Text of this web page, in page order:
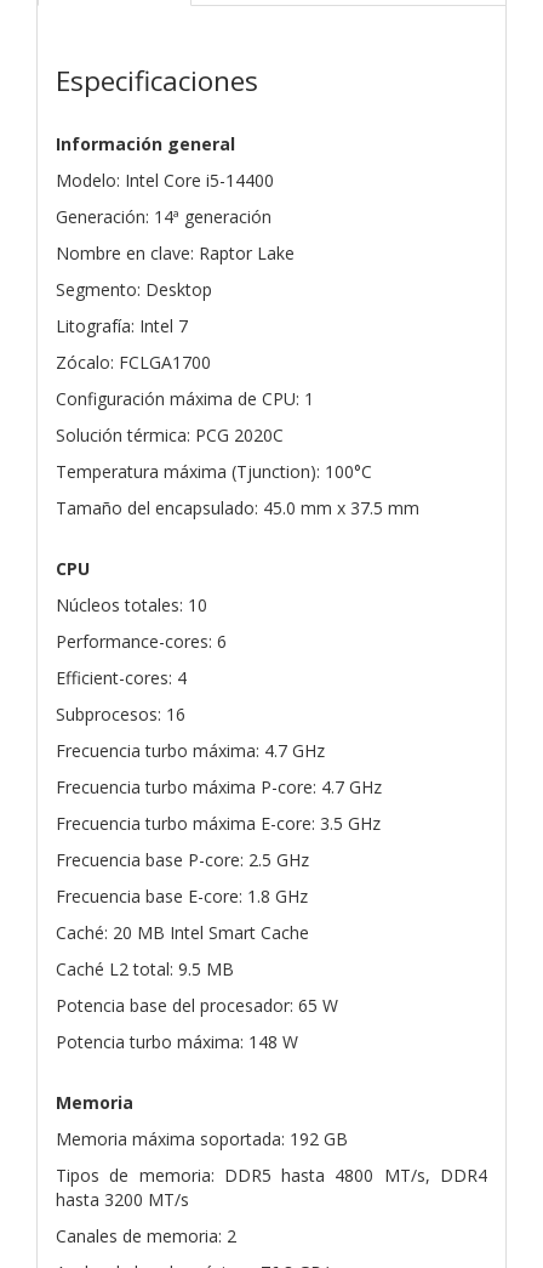
Especificaciones
Información general
Modelo: Intel Core i5-14400
Generación: 14ª generación
Nombre en clave: Raptor Lake
Segmento: Desktop
Litografía: Intel 7
Zócalo: FCLGA1700
Configuración máxima de CPU: 1
Solución térmica: PCG 2020C
Temperatura máxima (Tjunction): 100°C
Tamaño del encapsulado: 45.0 mm x 37.5 mm
CPU
Núcleos totales: 10
Performance-cores: 6
Efficient-cores: 4
Subprocesos: 16
Frecuencia turbo máxima: 4.7 GHz
Frecuencia turbo máxima P-core: 4.7 GHz
Frecuencia turbo máxima E-core: 3.5 GHz
Frecuencia base P-core: 2.5 GHz
Frecuencia base E-core: 1.8 GHz
Caché: 20 MB Intel Smart Cache
Caché L2 total: 9.5 MB
Potencia base del procesador: 65 W
Potencia turbo máxima: 148 W
Memoria
Memoria máxima soportada: 192 GB
Tipos de memoria: DDR5 hasta 4800 MT/s, DDR4
hasta 3200 MT/s
Canales de memoria: 2